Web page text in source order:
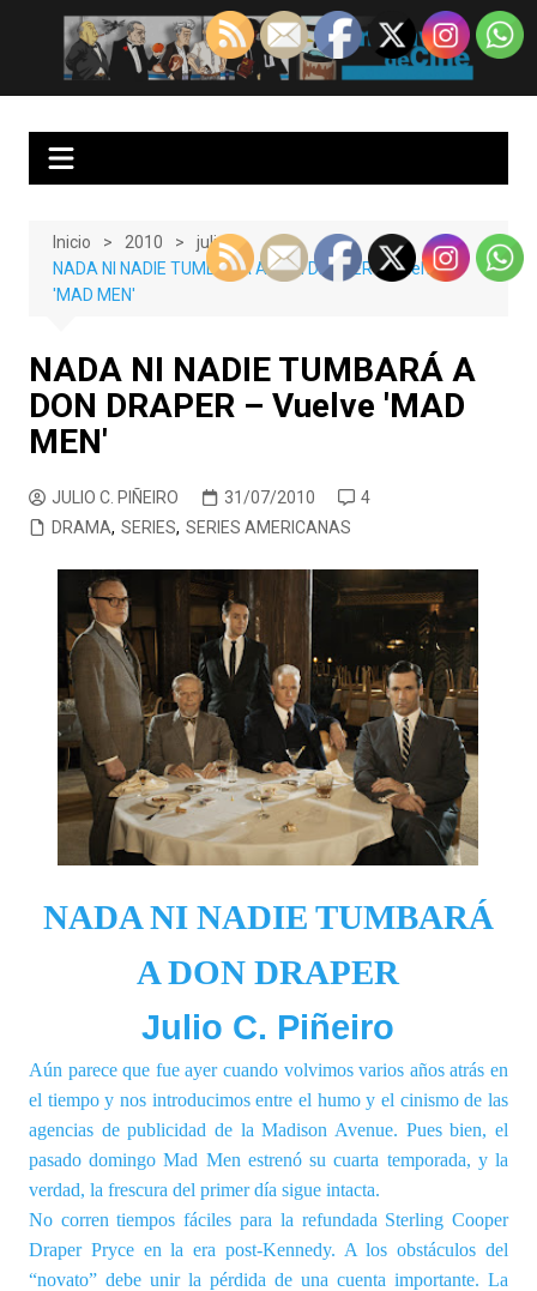
contenido
EnClave de Cine
Crítica cinematográfica y audiovisual. Punto de encuentro para los
Inicio 2010
julio
NADA NI NADIE TUMBARÁ A DON DRAPER – Vuelve
'MAD MEN'
NADA NI NADIE TUMBARÁ A
DON DRAPER – Vuelve 'MAD
MEN'
JULIO C. PIÑEIRO 31/07/2010
4
DRAMA, SERIES, SERIES AMERICANAS
NADA NI NADIE TUMBARÁ
A DON DRAPER
Julio C. Piñeiro
Aún parece que fue ayer cuando volvimos varios años atrás en
el tiempo y nos introducimos entre el humo y el cinismo de las
agencias de publicidad de la Madison Avenue. Pues bien, el
pasado domingo Mad Men estrenó su cuarta temporada, y la
verdad, la frescura del primer día sigue intacta.
No corren tiempos fáciles para la refundada Sterling Cooper
Draper Pryce en la era post-Kennedy. A los obstáculos del
“novato” debe unir la pérdida de una cuenta importante. La